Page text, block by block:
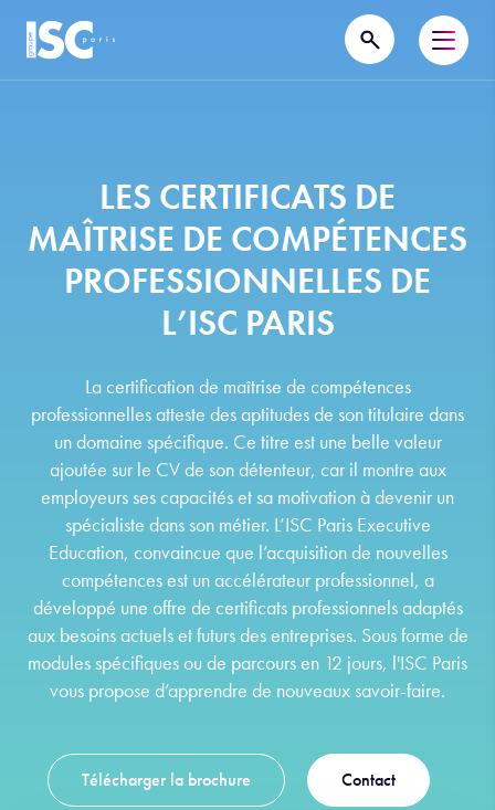
LES CERTIFICATS DE
MAÎTRISE DE COMPÉTENCES
PROFESSIONNELLES DE
L’ISC PARIS
La certification de maîtrise de compétences
professionnelles atteste des aptitudes de son titulaire dans
un domaine spécifique. Ce titre est une belle valeur
ajoutée sur le CV de son détenteur, car il montre aux
employeurs ses capacités et sa motivation à devenir un
spécialiste dans son métier. L’ISC Paris Executive
Education, convaincue que l’acquisition de nouvelles
compétences est un accélérateur professionnel, a
développé une offre de certificats professionnels adaptés
aux besoins actuels et futurs des entreprises. Sous forme de
modules spécifiques ou de parcours en 12 jours, l'ISC Paris
vous propose d’apprendre de nouveaux savoir-faire.
Télécharger la brochure Contact